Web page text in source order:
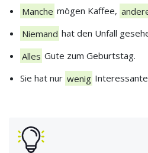
Manche mögen Kaffee,
Niemand hat den Unfall
Alles Gute zum Geburtstag.
Sie hat nur wenig